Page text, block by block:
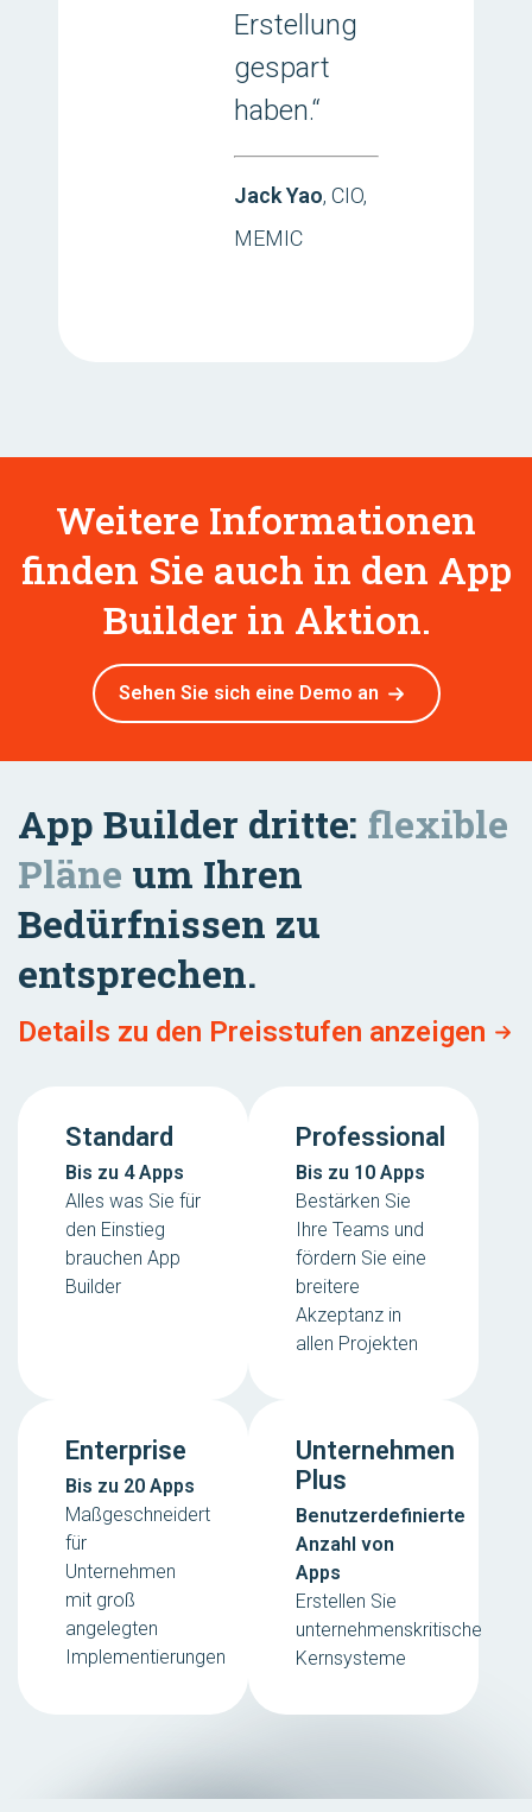
Erstellung
gespart
haben.“
Jack Yao, CIO,
MEMIC
Weitere Informationen
finden Sie auch in den App
Builder in Aktion.
Sehen Sie sich eine Demo an
App Builder dritte: flexible
Pläne um Ihren
Bedürfnissen zu
entsprechen.
Details zu den Preisstufen anzeigen
Standard
Bis zu 4 Apps
Alles was Sie für
den Einstieg
brauchen App
Builder
Professional
Bis zu 10 Apps
Bestärken Sie
Ihre Teams und
fördern Sie eine
breitere
Akzeptanz in
allen Projekten
Enterprise
Bis zu 20 Apps
Maßgeschneidert
für
Unternehmen
mit groß
angelegten
Implementierungen
Unternehmen
Plus
Benutzerdefinierte
Anzahl von
Apps
Erstellen Sie
unternehmenskritische
Kernsysteme